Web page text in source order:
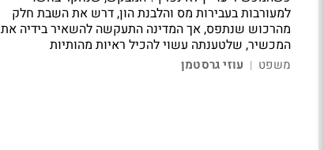
למעורבות בעבירות מס והלבנת הון, דרש את השבת חלק
מהרכוש שנתפס, אך המדינה התעקשה להשאיר בידיה את
המכשיר, שלטענתה עשוי להכיל ראיות מהותיות
משפט | עוזי גרסטמן